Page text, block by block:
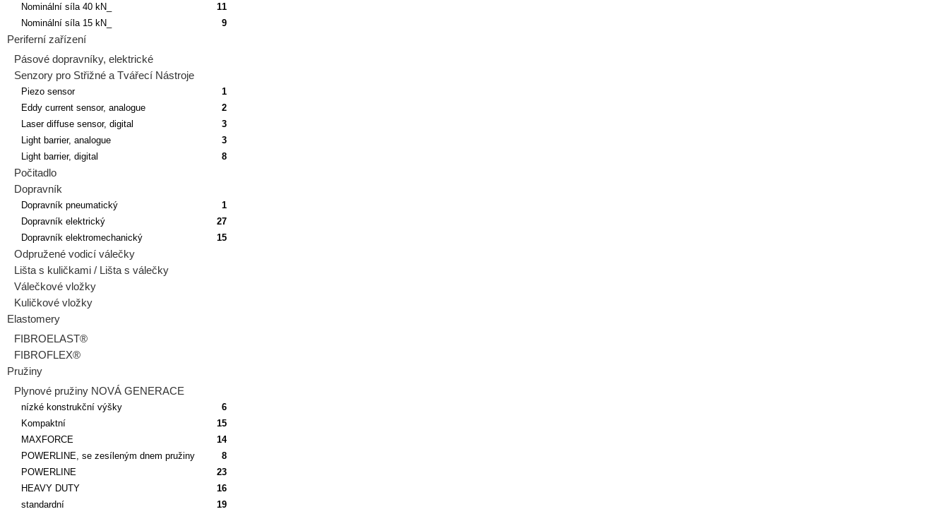
Nominální síla 40 kN_
11
Nominální síla 15 kN_
9
Periferní zařízení
Pásové dopravníky, elektrické
Senzory pro Střižné a Tvářecí Nástroje
Piezo sensor
1
Eddy current sensor, analogue
2
Laser diffuse sensor, digital
3
Light barrier, analogue
3
Light barrier, digital
8
Počitadlo
Dopravník
Dopravník pneumatický
1
Dopravník elektrický
27
Dopravník elektromechanický
15
Odpružené vodicí válečky
Lišta s kuličkami / Lišta s válečky
Válečkové vložky
Kuličkové vložky
Elastomery
FIBROELAST®
FIBROFLEX®
Pružiny
Plynové pružiny NOVÁ GENERACE
nízké konstrukční výšky
6
Kompaktní
15
MAXFORCE
14
POWERLINE, se zesíleným dnem pružiny
8
POWERLINE
23
HEAVY DUTY
16
standardní
19